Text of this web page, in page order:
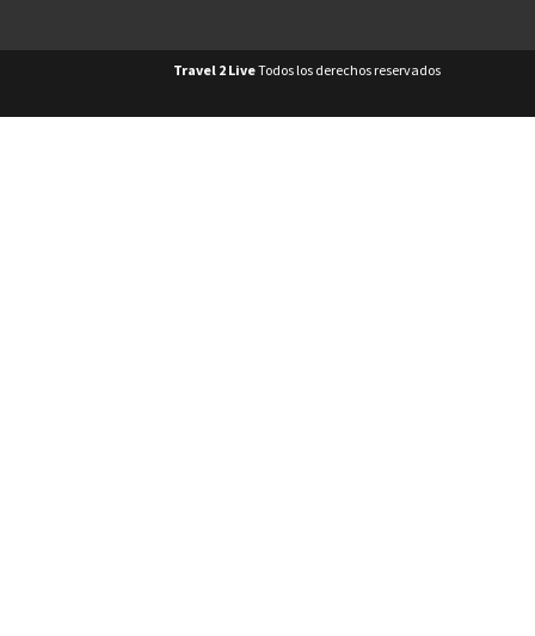
Travel 2 LiveTodos los derechos reservados